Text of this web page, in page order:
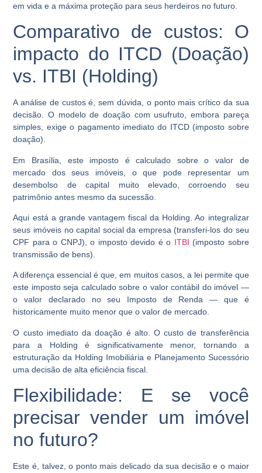
em vida e a máxima proteção para seus herdeiros no futuro.
Comparativo de custos: O
impacto do ITCD (Doação)
vs. ITBI (Holding)
A análise de custos é, sem dúvida, o ponto mais crítico da sua
decisão. O modelo de doação com usufruto, embora pareça
simples, exige o pagamento imediato do ITCD (imposto sobre
doação).
Em Brasília, este imposto é calculado sobre o valor de
mercado dos seus imóveis, o que pode representar um
desembolso de capital muito elevado, corroendo seu
patrimônio antes mesmo da sucessão.
Aqui está a grande vantagem fiscal da Holding. Ao integralizar
seus imóveis no capital social da empresa (transferi-los do seu
CPF para o CNPJ), o imposto devido é o ITBI (imposto sobre
transmissão de bens).
A diferença essencial é que, em muitos casos, a lei permite que
este imposto seja calculado sobre o valor contábil do imóvel —
o valor declarado no seu Imposto de Renda — que é
historicamente muito menor que o valor de mercado.
O custo imediato da doação é alto. O custo de transferência
para a Holding é significativamente menor, tornando a
estruturação da Holding Imobiliária e Planejamento Sucessório
uma decisão de alta eficiência fiscal.
Flexibilidade: E se você
precisar vender um imóvel
no futuro?
Este é, talvez, o ponto mais delicado da sua decisão e o maior